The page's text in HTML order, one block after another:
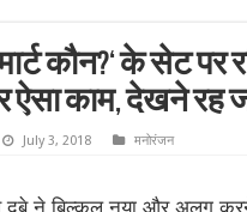
कौन?‘ के सेट पर
ऐसा काम, देखने रह
July 3, 2018 मनोरंजन
दुबे ने बिल्कुल नया और अलग